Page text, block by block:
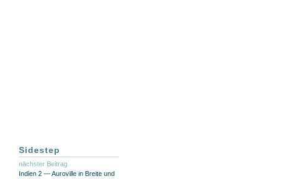
Sidestep
nächster Beitrag
Indien 2 — Auroville in Breite und